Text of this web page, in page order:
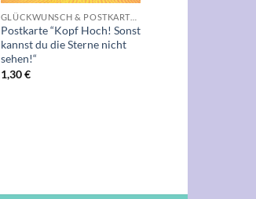
GLÜCKWUNSCH & POSTKARTEN
Postkarte “Kopf Hoch! Sonst
kannst du die Sterne nicht
sehen!“
1,30€